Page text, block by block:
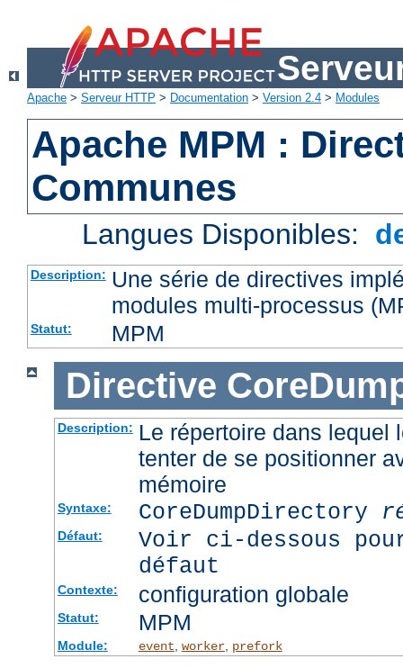
Apache > Serveur HTTP > Documentation > Version 2.4 > Modules
Apache MPM :
Communes
Langues Disponibles:
Description: Une série de directives
modules multi-processus
Statut: MPM
Directive
Description: Le répertoire dans lequel
tenter de se positionner
mémoire
Syntaxe: CoreDumpDirectory
Défaut:
Voir ci-dessous
défaut
Contexte: configuration globale
Statut: MPM
Module: event worker, prefork